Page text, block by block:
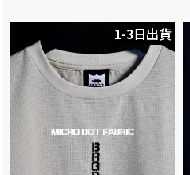
1-3日出貨